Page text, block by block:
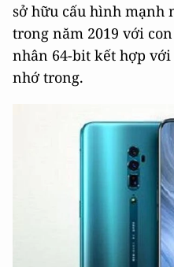
sở hữu cấu hình mạnh
trong năm 2019 với
nhân 64-bit kết hợp với
nhớ trong.